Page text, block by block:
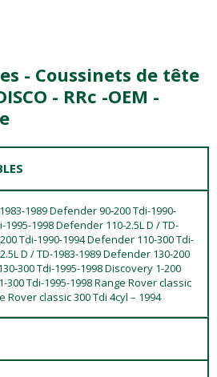
- Coussinets de tête
- RRc -OEM -
1989 Defender 90-200 Tdi-1990-
1998 Defender 110-2.5L D / TD-
Tdi-1990-1994 Defender 110-300 Tdi-
D / TD-1983-1989 Defender 130-200
300 Tdi-1995-1998 Discovery 1-200
300 Tdi-1995-1998 Range Rover classic
Rover classic 300 Tdi 4cyl – 1994